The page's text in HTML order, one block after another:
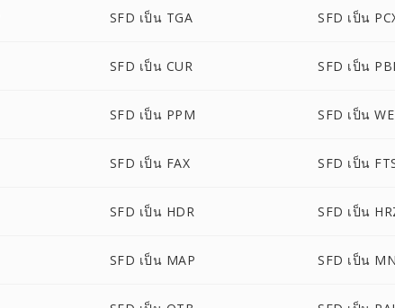
SFD เป็น TGA SFD เป็น
SFD เป็น CUR SFD เป็น
SFD เป็น PPM SFD เป็น
SFD เป็น FAX SFD เป็น
SFD เป็น HDR SFD เป็น
SFD เป็น MAP SFD เป็น